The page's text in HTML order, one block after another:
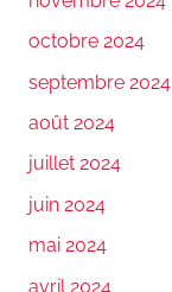
octobre 2024
septembre 2024
août 2024
juillet 2024
juin 2024
mai 2024
avril 2024